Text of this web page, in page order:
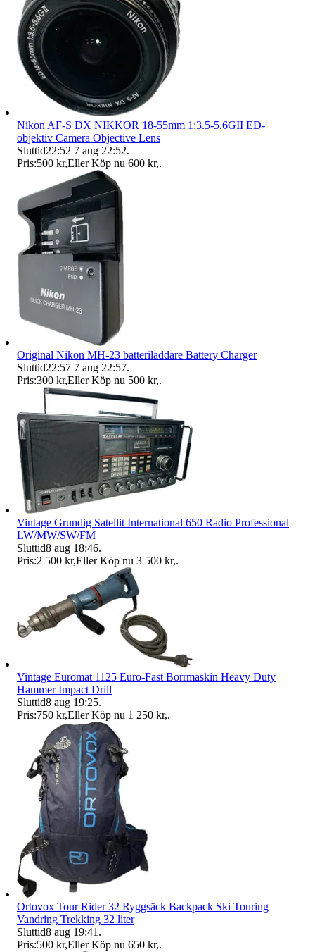
Nikon AF-S DX NIKKOR 18-55mm 1:3.5-5.6GII ED-
objektiv Camera Objective Lens
Sluttid22:52 7 aug 22:52.
Pris:500 kr,Eller Köp nu 600 kr,.
Original Nikon MH-23 batteriladdare Battery Charger
Sluttid22:57 7 aug 22:57.
Pris:300 kr,Eller Köp nu 500 kr,.
Vintage Grundig Satellit International 650 Radio Professional
LW/MW/SW/FM
Sluttid8 aug 18:46.
Pris:2 500 kr,Eller Köp nu 3 500 kr,.
Vintage Euromat 1125 Euro-Fast Borrmaskin Heavy Duty
Hammer Impact Drill
Sluttid8 aug 19:25.
Pris:750 kr,Eller Köp nu 1 250 kr,.
Ortovox Tour Rider 32 Ryggsäck Backpack Ski Touring
Vandring Trekking 32 liter
Sluttid8 aug 19:41 .
Pris:500 kr,Eller Köp nu 650 kr,.